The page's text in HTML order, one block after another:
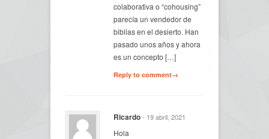
colaborativa o “cohousing”
parecía un vendedor de
biblias en el desierto. Han
pasado unos años y ahora
es un concepto […]
Reply to comment→
Ricardo- 19 abril, 2021
Hola